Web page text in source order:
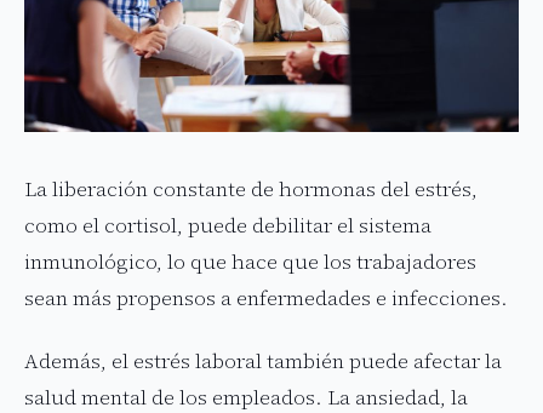
La liberación constante de hormonas del estrés,
como el cortisol, puede debilitar el sistema
inmunológico, lo que hace que los trabajadores
sean más propensos a enfermedades e infecciones.
Además, el estrés laboral también puede afectar la
salud mental de los empleados. La ansiedad, la